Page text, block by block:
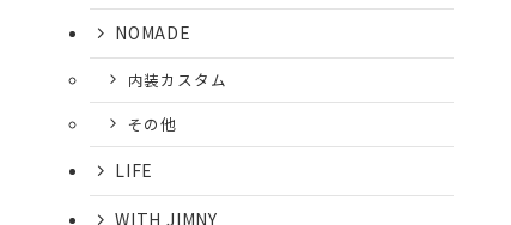
NOMADE
内装カスタム
その他
LIFE
WITH JIMNY